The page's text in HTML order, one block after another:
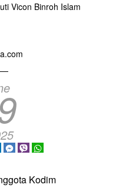
Vicon Binroh Islam
Kodim